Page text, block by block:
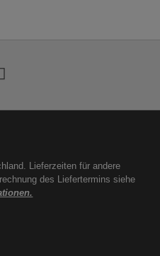
Lieferzeiten für andere
des Liefertermins siehe